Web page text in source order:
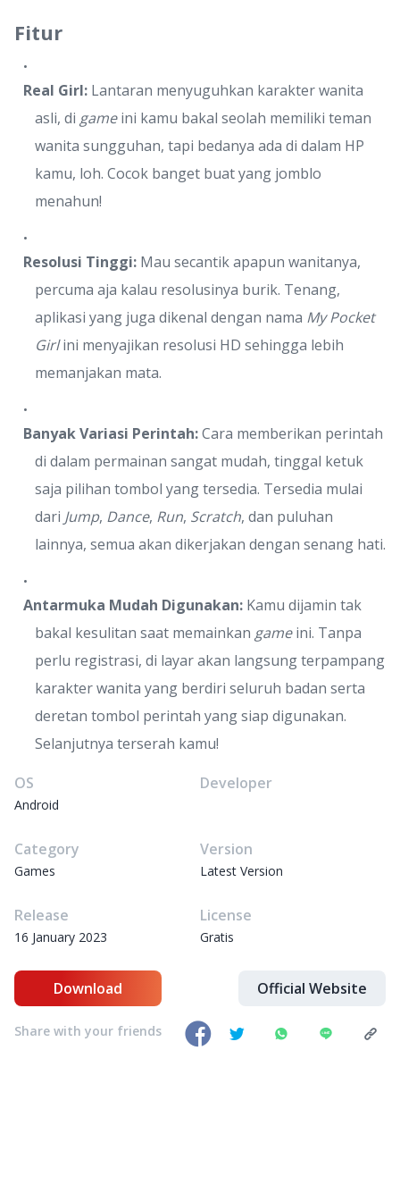
Fitur
Real Girl: Lantaran menyuguhkan karakter wanita
asli, di gameini kamu bakal seolah memiliki teman
wanita sungguhan, tapi bedanya ada di dalam HP
kamu, loh. Cocok banget buat yang jomblo
menahun!
Resolusi Tinggi: Mau secantik apapun wanitanya,
percuma aja kalau resolusinya burik. Tenang,
aplikasi yang juga dikenal dengan nama My Pocket
Girlini menyajikan resolusi HD sehingga lebih
memanjakan mata.
Banyak Variasi Perintah:Cara memberikan perintah
di dalam permainan sangat mudah, tinggal ketuk
saja pilihan tombol yang tersedia. Tersedia mulai
dari Jump, Dance, Run, Scratch, dan puluhan
lainnya, semua akan dikerjakan dengan senang hati.
Antarmuka Mudah Digunakan: Kamu dijamin tak
bakal kesulitan saat memainkan gameini. Tanpa
perlu registrasi, di layar akan langsung terpampang
karakter wanita yang berdiri seluruh badan serta
deretan tombol perintah yang siap digunakan.
Selanjutnya terserah kamu!
OS
Android
Developer
Category
Games
Version
Latest Version
Release
16 January 2023
License
Gratis
Download Official Website
Share with your friends